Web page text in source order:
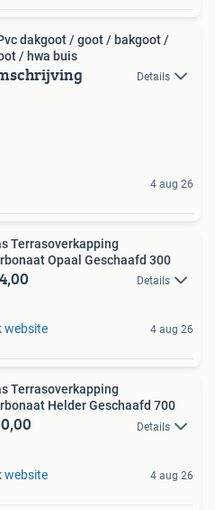
dakgoot / goot / bakgoot /
/ hwa buis
Details
4 aug 26
Terrasoverkapping
Opaal Geschaafd 300
Details
website 4 aug 26
Terrasoverkapping
Helder Geschaafd 700
Details
website 4 aug 26